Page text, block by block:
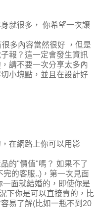
就很多， 你希望一次讓
多內容當然很好 ，但是
報？這一定會發生資訊
，請不要一次分享太多內
小塊點，並且在設計好
在網路上你可以用影
的"價值"嗎？ 如果不了
的客服..)，第一次見面
面就結婚的，即使你是
下你是可以直接賣的，比
易了解(比如一瓶不到20